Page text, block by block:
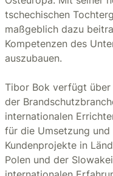
tschechischen
maßgeblich dazu
Kompetenzen des
auszubauen.
Tibor Bok verfügt über
der
internationalen
für die Umsetzung
Kundenprojekte in
Polen und der